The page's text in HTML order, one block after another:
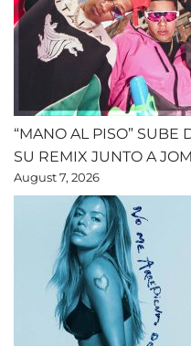
“MANO AL PISO” SUBE
SU REMIX JUNTO A
August 7, 2026